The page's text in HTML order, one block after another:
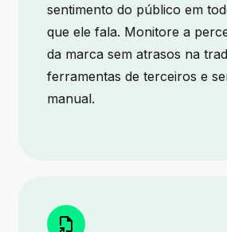
sentimento do público em
que ele fala. Monitore a
da marca sem atrasos na
ferramentas de terceiros e
manual.